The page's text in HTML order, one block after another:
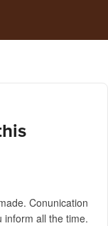
Conunication
inform all the time.